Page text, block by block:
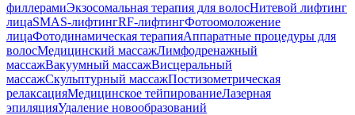
филлерамиЭкзосомальная терапия для волосНитевой лифтинг
лицаSMAS-лифтингRF-лифтингФотоомоложение
лицаФотодинамическая терапияАппаратные процедуры для
волосМедицинский массажЛимфодренажный
массажВакуумный массажВисцеральный
массажСкульптурный массажПостизометрическая
релаксацияМедицинское тейпированиеЛазерная
эпиляцияУдаление новообразований